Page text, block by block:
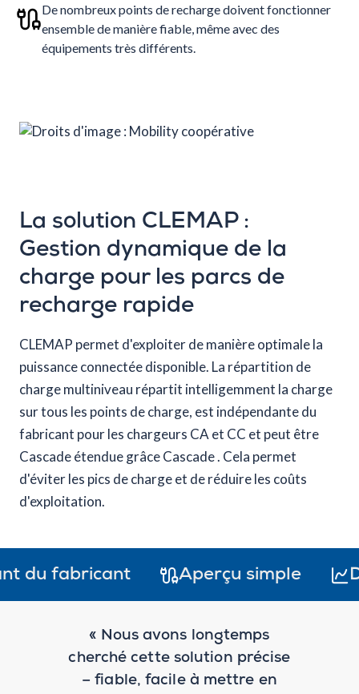
De nombreux points de recharge doivent fonctionner
ensemble de manière fiable, même avec des
équipements très différents.
La solution CLEMAP :
Gestion dynamique de la
charge pour les parcs de
recharge rapide
CLEMAP permet d'exploiter de manière optimale la
puissance connectée disponible. La répartition de
charge multiniveau répartit intelligemment la charge
sur tous les points de charge, est indépendante du
fabricant pour les chargeurs CA et CC et peut être
Cascade étendue grâce Cascade . Cela permet
d'éviter les pics de charge et de réduire les coûts
d'exploitation.
fabricant Aperçu simple
« Nous avons longtemps
cherché cette solution précise
– fiable, facile à mettre en